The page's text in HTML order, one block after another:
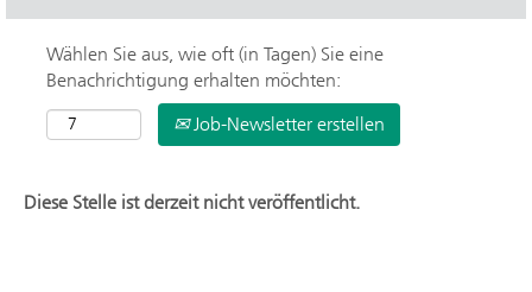
Wählen Sie aus, wie oft (in Tagen) Sie eine
Benachrichtigung erhalten möchten:
Job-Newsletter erstellen
Diese Stelle ist derzeit nicht veröffentlicht.